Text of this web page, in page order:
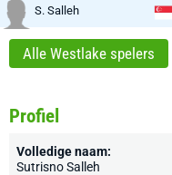
S. Salleh
Alle Westlake spelers
Profiel
Volledige naam:
Sutrisno Salleh